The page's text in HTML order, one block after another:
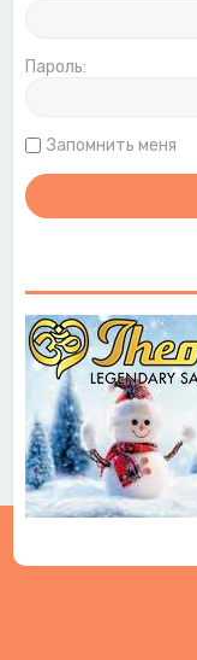
Пароль:
Запомнить меня